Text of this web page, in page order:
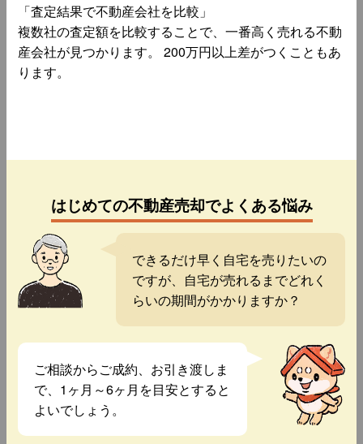
「査定結果で不動産会社を比較」
複数社の査定額を比較することで、一番高く売れる不動
産会社が見つかります。 200万円以上差がつくこともあ
ります。
はじめての不動産売却でよくある悩み
できるだけ早く自宅を売りたいの
ですが、自宅が売れるまでどれく
らいの期間がかかりますか？
ご相談からご成約、お引き渡しま
で、1ヶ月～6ヶ月を目安とすると
よいでしょう。